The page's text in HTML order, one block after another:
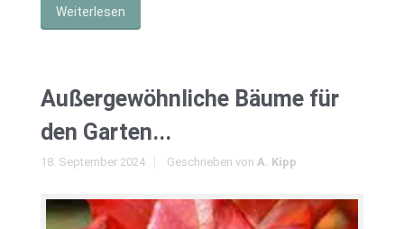
Weiterlesen
Außergewöhnliche Bäume für
den Garten...
18. September 2024 Geschrieben von A. Kipp